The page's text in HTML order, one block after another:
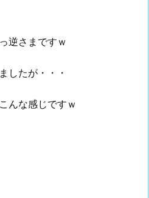
逆さまですｗ
したが・・・
んな感じですｗ